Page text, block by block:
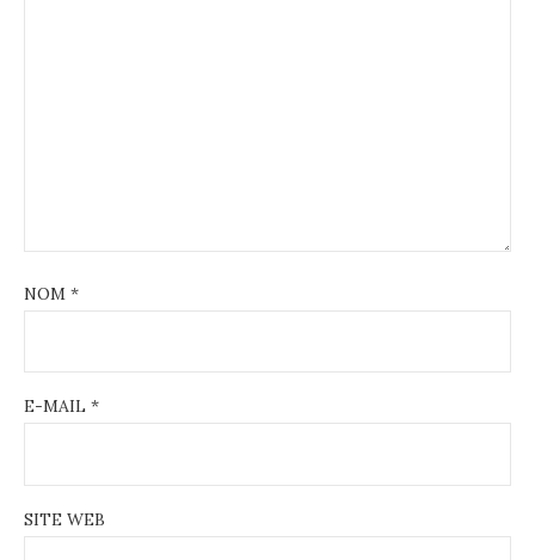
NOM *
E-MAIL *
SITE WEB